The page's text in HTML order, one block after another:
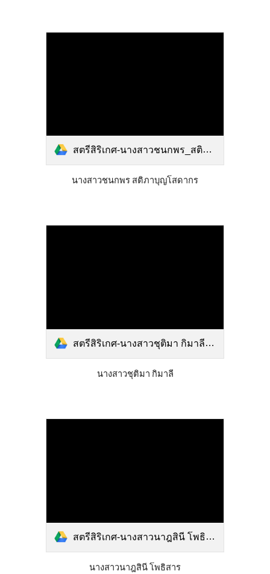
สตรีสิริเกศ-นางสาวชนกพร_สติภาบุญโสดากร.pdf
นางสาวชนกพร สติภาบุญโสดากร
สตรีสิริเกศ-นางสาวชุติมา กิมาลี.pdf
นางสาวชุติมา กิมาลี
สตรีสิริเกศ-นางสาวนาฎสินี โพธิสาร.pdf
นางสาวนาฎสินี โพธิสาร